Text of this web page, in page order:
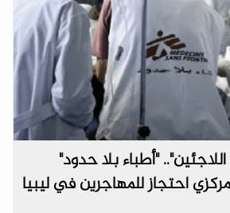
"أطباء بلا حدود"
احتجاز للمهاجرين في ليبيا